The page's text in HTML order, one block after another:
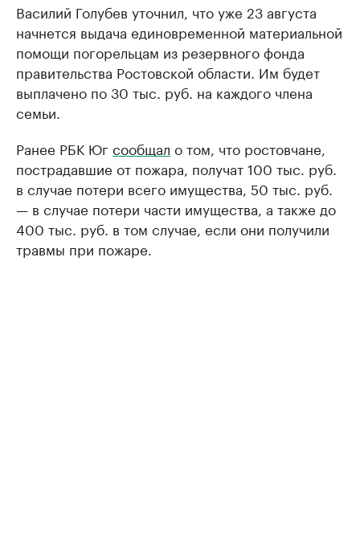
Василий Голубев уточнил, что уже 23 августа
начнется выдача единовременной материальной
помощи погорельцам из резервного фонда
правительства Ростовской области. Им будет
выплачено по 30 тыс. руб. на каждого члена
семьи.
Ранее РБК Юг сообщал о том, что ростовчане,
пострадавшие от пожара, получат 100 тыс. руб.
в случае потери всего имущества, 50 тыс. руб.
— в случае потери части имущества, а также до
400 тыс. руб. в том случае, если они получили
травмы при пожаре.